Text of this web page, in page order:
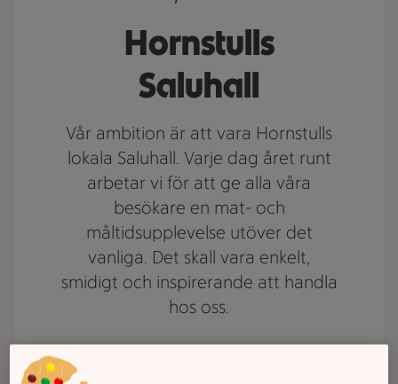
Hornstulls
Saluhall
Vår ambition är att vara Hornstulls
lokala Saluhall. Varje dag året runt
arbetar vi för att ge alla våra
besökare en mat- och
måltidsupplevelse utöver det
vanliga. Det skall vara enkelt,
smidigt och inspirerande att handla
hos oss.